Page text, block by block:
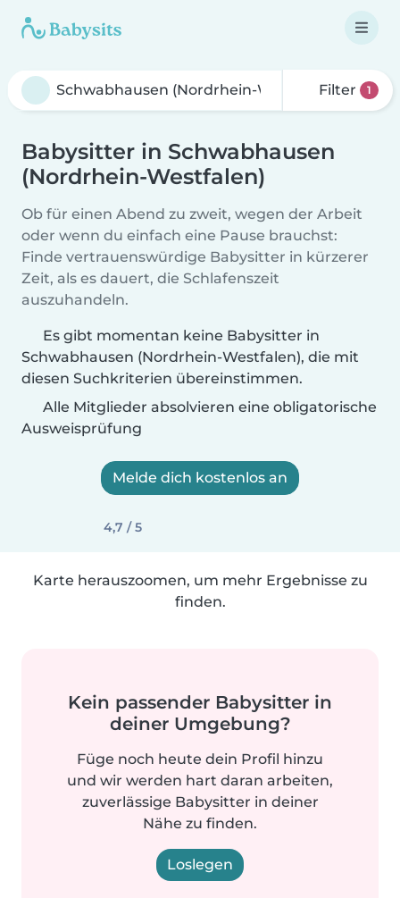
Filter 1
Babysitter in Schwabhausen
(Nordrhein-Westfalen)
Ob für einen Abend zu zweit, wegen der Arbeit
oder wenn du einfach eine Pause brauchst:
Finde vertrauenswürdige Babysitter in kürzerer
Zeit, als es dauert, die Schlafenszeit
auszuhandeln.
Es gibt momentan keine Babysitter in
Schwabhausen (Nordrhein-Westfalen), die mit
diesen Suchkriterien übereinstimmen.
Alle Mitglieder absolvieren eine obligatorische
Ausweisprüfung
Melde dich kostenlos an
4,7 / 5
Karte herauszoomen, um mehr Ergebnisse zu
finden.
Kein passender Babysitter in
deiner Umgebung?
Füge noch heute dein Profil hinzu
und wir werden hart daran arbeiten,
zuverlässige Babysitter in deiner
Nähe zu finden.
Loslegen